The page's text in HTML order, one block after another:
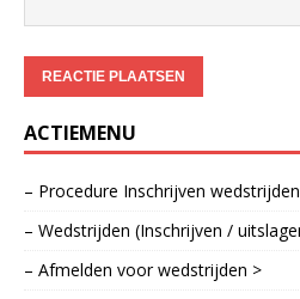
ACTIEMENU
– Procedure Inschrijven
– Wedstrijden (Inschrijven /
– Afmelden voor wedstrijden >